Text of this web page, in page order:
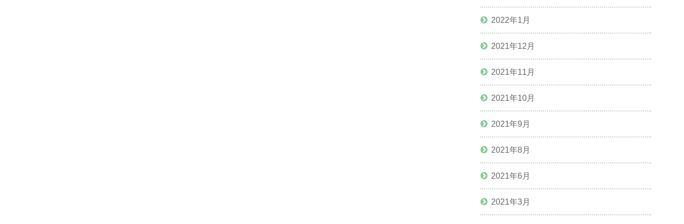
2022年1月
2021年12月
2021年11月
2021年10月
2021年9月
2021年8月
2021年6月
2021年3月